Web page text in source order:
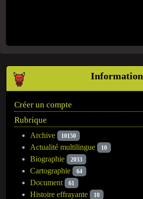
Information
Créer un compte
Rubrique
Archive 10150
Actualité multilingue 10
Biographie 2033
Cartographie 64
Document 61
Histoire effrayante 10